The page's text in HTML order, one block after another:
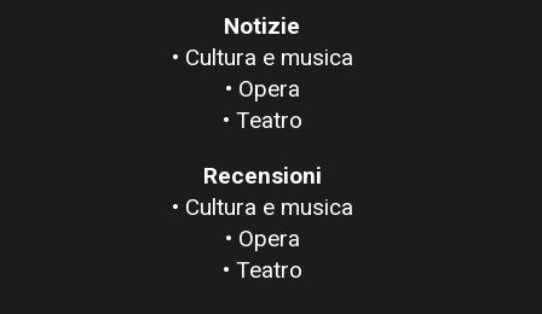
Notizie
• Cultura e musica
• Opera
• Teatro
Recensioni
• Cultura e musica
• Opera
• Teatro